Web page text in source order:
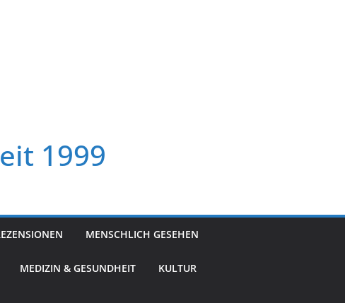
1999
MENSCHLICH GESEHEN
MEDIZIN & GESUNDHEIT KULTUR